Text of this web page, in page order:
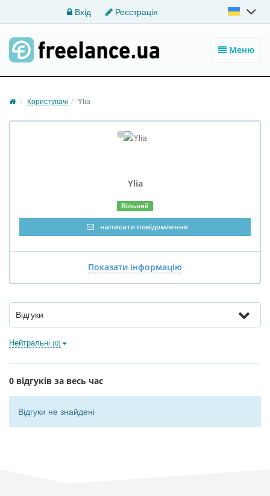
Вхід Реєстрація
Меню
Користувачі Ylia
Ylia
Вільний
написати повідомлення
Показати інформацію
Відгуки
Нейтральні (0)
0 відгуків за весь час
Відгуки не знайдені